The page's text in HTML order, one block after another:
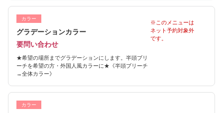
カラー
グラデーションカラー
要問い合わせ
★希望の場所までグラデーションにします。半頭ブリ
ーチを希望の方・外国人風カラーに★《半頭ブリーチ
→全体カラー》
※このメニューは
ネット予約対象外
です。
カラー